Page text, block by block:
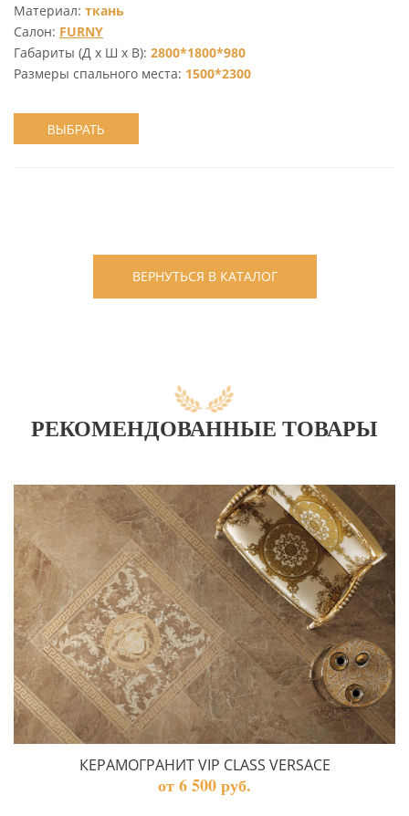
Материал: ткань
Салон: FURNY
Габариты (Д х Ш х В): 2800*1800*980
Размеры спального места: 1500*2300
ВЫБРАТЬ
ВЕРНУТЬСЯ В КАТАЛОГ
РЕКОМЕНДОВАННЫЕ ТОВАРЫ
КЕРАМОГРАНИТ VIP CLASS VERSACE
от 6 500 руб.